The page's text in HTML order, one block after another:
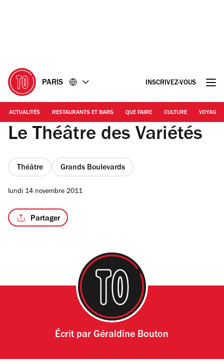
PARIS INSCRIVEZ-VOUS
ACTUALITÉS RESTAURANTS ET BARS QUE FAIRE CULTURE VOYAGE
Le Théâtre des Variétés
Théâtre Grands Boulevards
lundi 14 novembre 2011
Partager
Écrit parGéraldine Bouton